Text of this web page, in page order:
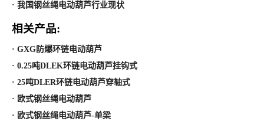
· 我国钢丝绳电动葫芦行业现状
相关产品:
· GXG防爆环链电动葫芦
· 0.25吨DLEK环链电动葫芦挂钩式
· 25吨DLER环链电动葫芦穿轴式
· 欧式钢丝绳电动葫芦
· 欧式钢丝绳电动葫芦-单梁